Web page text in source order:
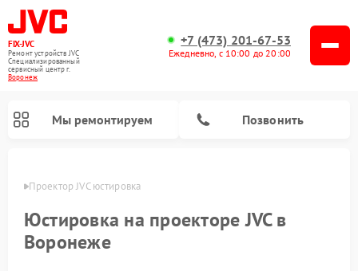
FIX-JVC
Ремонт устройств JVC
Специализированный
cервисный центр г.
Воронеж
+7 (473) 201-67-53
Ежедневно, с 10:00 до 20:00
Мы ремонтируем Позвонить
Проектор JVC юстировка
Юстировка на проекторе JVC в
Воронеже